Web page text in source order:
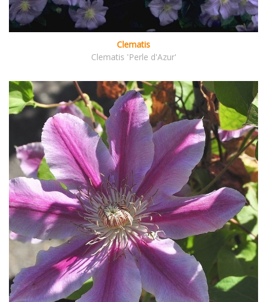
Clematis
Clematis 'Perle d'Azur'